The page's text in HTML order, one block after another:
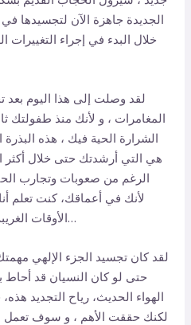
الجديدة جاهزة الآن لتجسيدها
خلال البدء في إجراء التغييرات
لقد وصلت إلى هذا اليوم بعد
المغامرات ، و لأنك منذ
الشرارة الحية فيك ، هذه البذرة
هي التي أرشدتك حتى خلال أكثر
الرغم من صعوبات وتجارب
لأنك في أعماقك، كنت تعلم
الأوقات الغريبة والفوضوية ، من أجل لا شيء…
لقد كان تجسيد الجزء الإلهي
حتى لو كان النسيان قد أحاط
الهواء الحديث، رياح التجديد
لكنك حققت الأهم ، و سوف تعمل